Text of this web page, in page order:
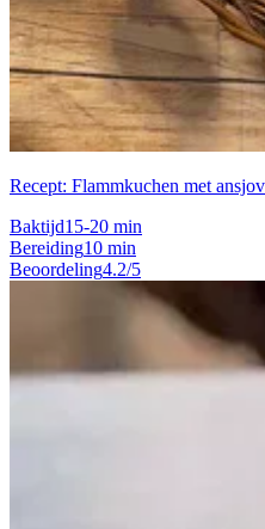
Recept: Flammkuchen met
Baktijd15-20 min
Bereiding10 min
Beoordeling4.2/5